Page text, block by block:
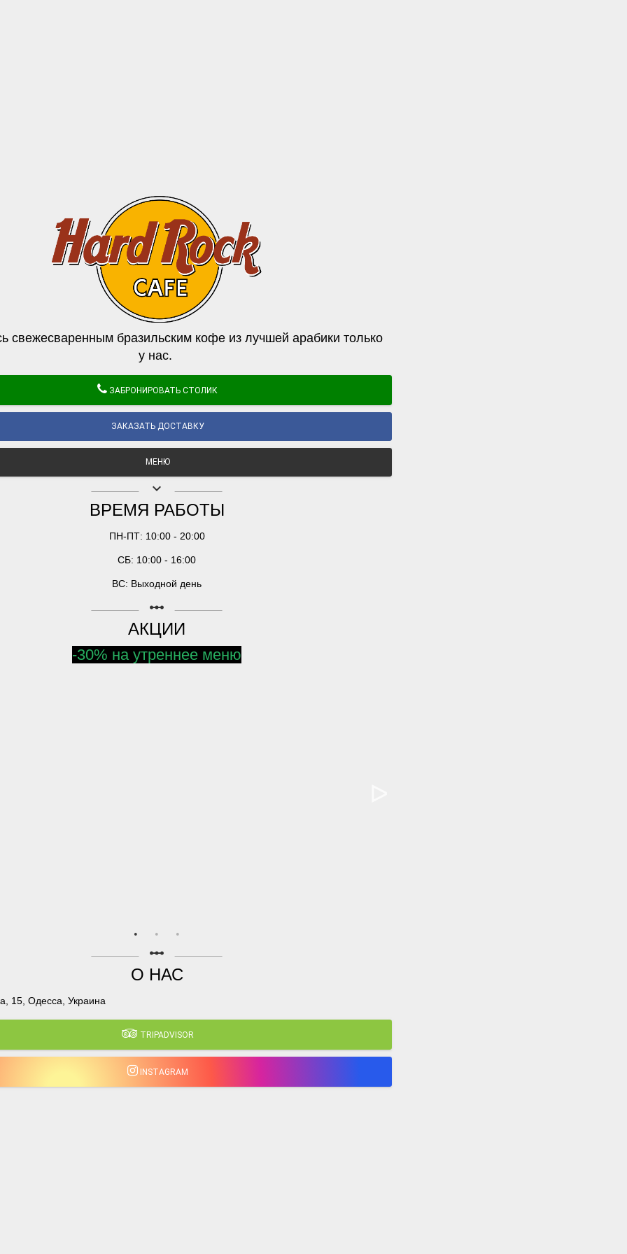
свежесваренным бразильским кофе из лучшей арабики только
у нас.
ЗАБРОНИРОВАТЬ СТОЛИК
ЗАКАЗАТЬ ДОСТАВКУ
МЕНЮ
keyboard_arrow_down
ВРЕМЯ РАБОТЫ
ПН-ПТ: 10:00 - 20:00
СБ: 10:00 - 16:00
ВС: Выходной день
linear_scale
АКЦИИ
-30% на утреннее меню
linear_scale
О НАС
15, Одесса, Украина
TRIPADVISOR
INSTAGRAM